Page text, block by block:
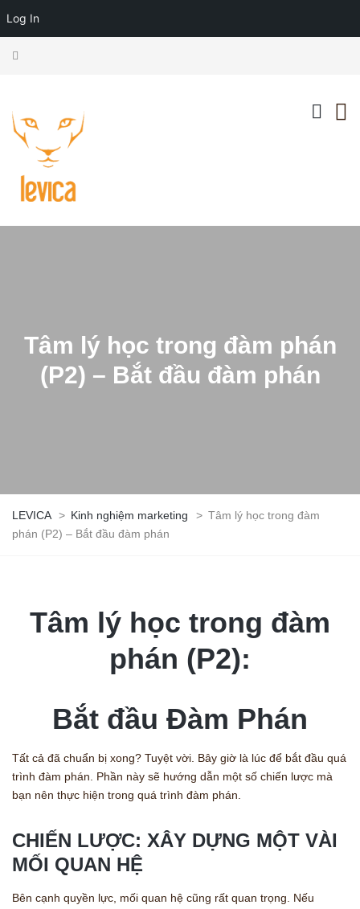
Tâm lý học trong đàm phán
(P2) – Bắt đầu đàm phán
LEVICA > Kinh nghiệm marketing > Tâm lý học trong đàm
phán (P2) – Bắt đầu đàm phán
Tâm lý học trong đàm
phán (P2):
Bắt đầu Đàm Phán
Tất cả đã chuẩn bị xong? Tuyệt vời. Bây giờ là lúc để bắt đầu quá
trình đàm phán. Phần này sẽ hướng dẫn một số chiến lược mà
bạn nên thực hiện trong quá trình đàm phán.
CHIẾN LƯỢC: XÂY DỰNG MỘT VÀI
MỐI QUAN HỆ
Bên cạnh quyền lực, mối quan hệ cũng rất quan trọng. Nếu
Log In